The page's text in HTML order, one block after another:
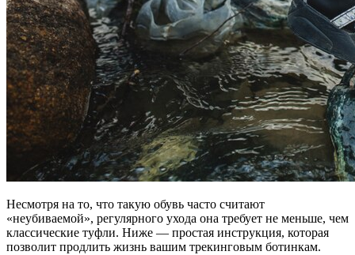
Несмотря на то, что такую обувь часто считают
«неубиваемой», регулярного ухода она требует не меньше, чем
классические туфли. Ниже — простая инструкция, которая
позволит продлить жизнь вашим трекинговым ботинкам.